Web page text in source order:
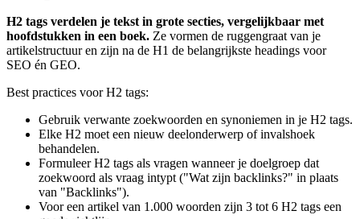
H2 tags verdelen je tekst in grote secties, vergelijkbaar met
hoofdstukken in een boek. Ze vormen de ruggengraat van je
artikelstructuur en zijn na de H1 de belangrijkste headings voor
SEO én GEO.
Best practices voor H2 tags:
Gebruik verwante zoekwoorden en synoniemen in je H2 tags.
Elke H2 moet een nieuw deelonderwerp of invalshoek
behandelen.
Formuleer H2 tags als vragen wanneer je doelgroep dat
zoekwoord als vraag intypt ("Wat zijn backlinks?" in plaats
van "Backlinks").
Voor een artikel van 1.000 woorden zijn 3 tot 6 H2 tags een